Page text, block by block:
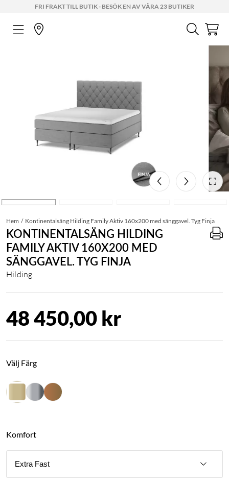
FRI FRAKT TILL BUTIK - BESÖK EN AV VÅRA 23 BUTIKER
Hem Kontinentalsäng Hilding Family Aktiv 160x200 med sänggavel. Tyg Finja
KONTINENTALSÄNG HILDING
FAMILY AKTIV 160X200 MED
SÄNGGAVEL. TYG FINJA
Hilding
48 450,00 kr
Välj Färg
Komfort
Extra Fast